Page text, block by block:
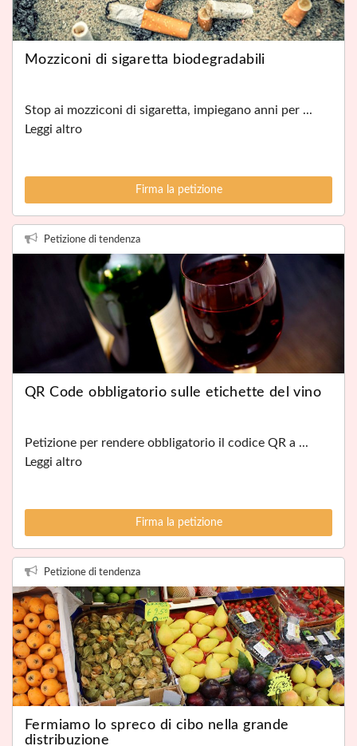
Mozziconi di sigaretta biodegradabili
Stop ai mozziconi di sigaretta, impiegano anni per ...
Leggi altro
Firma la petizione
Petizione di tendenza
QR Code obbligatorio sulle etichette del vino
Petizione per rendere obbligatorio il codice QR a ...
Leggi altro
Firma la petizione
Petizione di tendenza
Fermiamo lo spreco di cibo nella grande
distribuzione